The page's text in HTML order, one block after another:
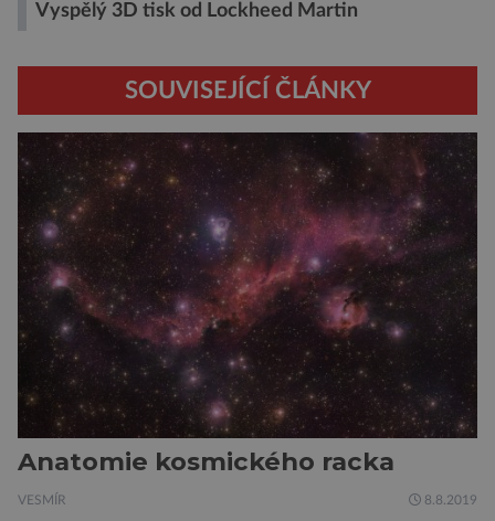
Vyspělý 3D tisk od Lockheed Martin
SOUVISEJÍCÍ ČLÁNKY
Anatomie kosmického racka
VESMÍR 8.8.2019